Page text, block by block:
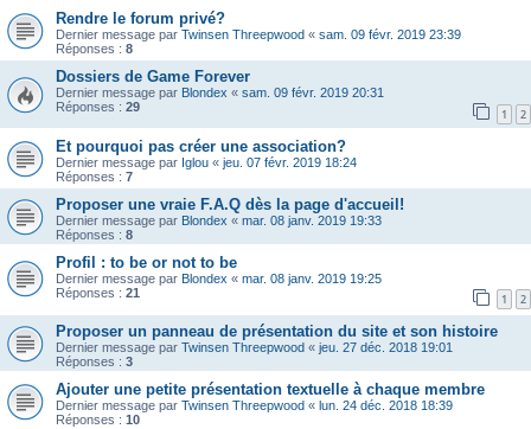
Rendre le forum privé?
Dernier message par Twinsen Threepwood « sam. 09 févr. 2019 23:39
Réponses : 8
Dossiers de Game Forever
Dernier message par Blondex « sam. 09 févr. 2019 20:31
Réponses : 29 1 2
Et pourquoi pas créer une association?
Dernier message par Iglou « jeu. 07 févr. 2019 18:24
Réponses : 7
Proposer une vraie F.A.Q dès la page d'accueil!
Dernier message par Blondex « mar. 08 janv. 2019 19:33
Réponses : 8
Profil : to be or not to be
Dernier message par Blondex « mar. 08 janv. 2019 19:25
Réponses : 21 1 2
Proposer un panneau de présentation du site et son histoire
Dernier message par Twinsen Threepwood « jeu. 27 déc. 2018 19:01
Réponses : 3
Ajouter une petite présentation textuelle à chaque membre
Dernier message par Twinsen Threepwood « lun. 24 déc. 2018 18:39
Réponses : 10